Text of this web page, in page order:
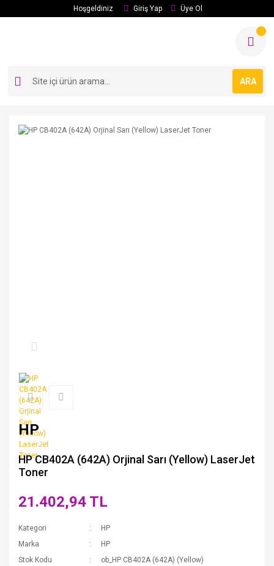
Hoşgeldiniz Giriş Yap Üye Ol
ARA
HP
HP CB402A (642A) Orjinal Sarı (Yellow) LaserJet
Toner
21.402,94 TL
Kategori
HP
Marka
HP
Stok Kodu
ob_HP CB402A (642A) (Yellow)